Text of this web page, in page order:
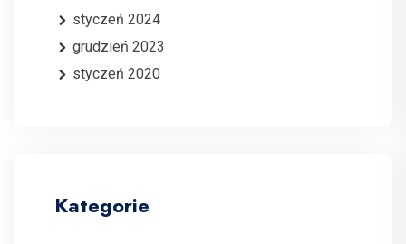
styczeń 2024
grudzień 2023
styczeń 2020
Kategorie